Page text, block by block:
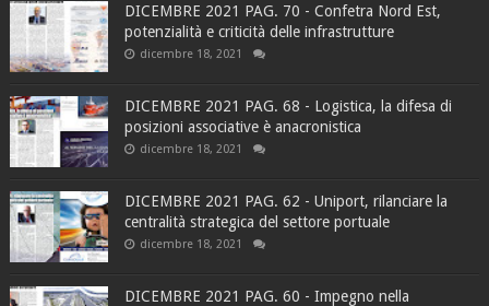
DICEMBRE 2021 PAG. 70 - Confetra Nord Est,
potenzialità e criticità delle infrastrutture
dicembre 18, 2021
DICEMBRE 2021 PAG. 68 - Logistica, la difesa di
posizioni associative è anacronistica
dicembre 18, 2021
DICEMBRE 2021 PAG. 62 - Uniport, rilanciare la
centralità strategica del settore portuale
dicembre 18, 2021
DICEMBRE 2021 PAG. 60 - Impegno nella